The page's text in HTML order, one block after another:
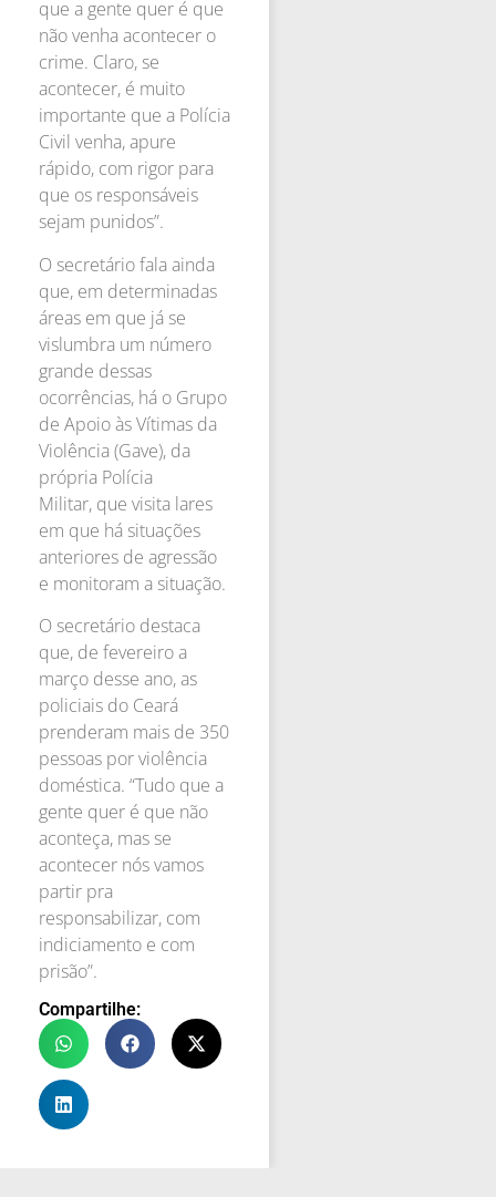
que a gente quer é que
não venha acontecer o
crime. Claro, se
acontecer, é muito
importante que a Polícia
Civil venha, apure
rápido, com rigor para
que os responsáveis
sejam punidos”.
O secretário fala ainda
que, em determinadas
áreas em que já se
vislumbra um número
grande dessas
ocorrências, há o Grupo
de Apoio às Vítimas da
Violência (Gave), da
própria Polícia
Militar, que visita lares
em que há situações
anteriores de agressão
e monitoram a situação.
O secretário destaca
que, de fevereiro a
março desse ano, as
policiais do Ceará
prenderam mais de 350
pessoas por violência
doméstica. “Tudo que a
gente quer é que não
aconteça, mas se
acontecer nós vamos
partir pra
responsabilizar, com
indiciamento e com
prisão”.
Compartilhe: